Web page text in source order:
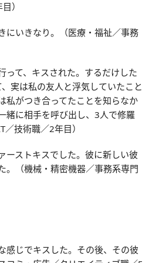
）
にいきなり。（医療・福祉／事務
って、キスされた。するだけした
実は私の友人と浮気していたこと
私がつき合ってたことを知らなか
緒に相手を呼び出し、3人で修羅
技術職／2年目）
ーストキスでした。彼に新しい彼
。（機械・精密機器／事務系専門
感じでキスした。その後、その彼